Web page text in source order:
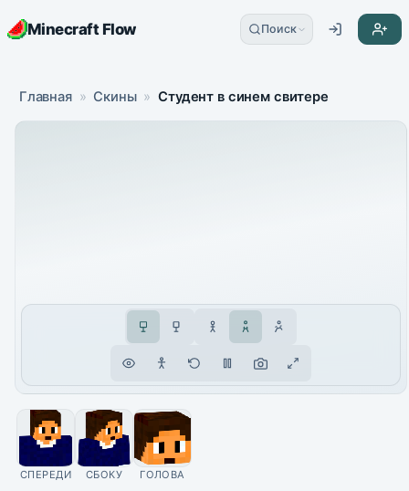
Minecraft Flow Поиск
Главная » Скины » Студент в синем свитере
СПЕРЕДИ СБОКУ ГОЛОВА